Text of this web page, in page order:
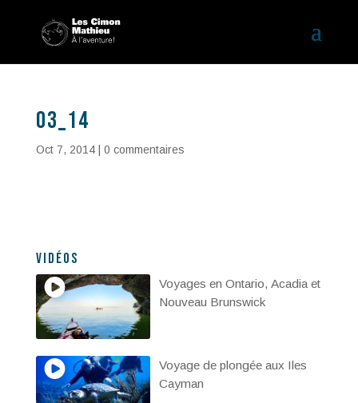
03_14
Oct 7, 2014| 0 commentaires
Vidéos
Voyages en Ontario, Acadia et
Nouveau Brunswick
Voyage de plongée aux Iles
Cayman